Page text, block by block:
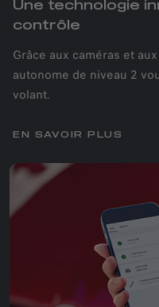
Une technologie
contrôle
Grâce aux caméras et
autonome de niveau 2
volant.
EN SAVOIR PLUS